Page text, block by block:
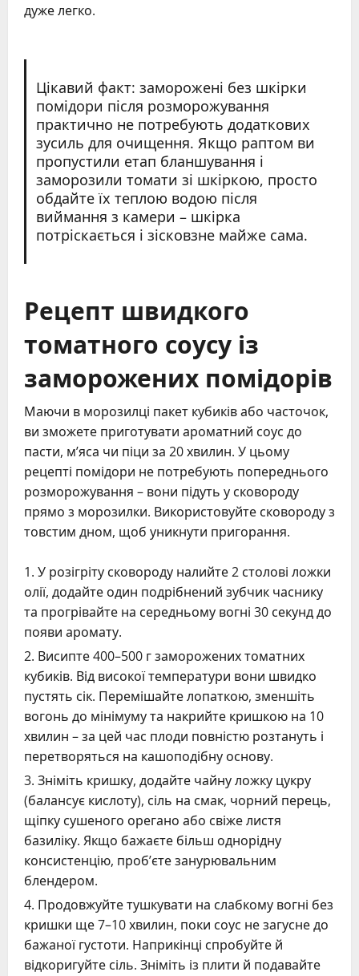
дуже легко.
Цікавий факт: заморожені без шкірки
помідори після розморожування
практично не потребують додаткових
зусиль для очищення. Якщо раптом ви
пропустили етап бланшування і
заморозили томати зі шкіркою, просто
обдайте їх теплою водою після
виймання з камери – шкірка
потріскається і зісковзне майже сама.
Рецепт швидкого
томатного соусу із
заморожених помідорів
Маючи в морозилці пакет кубиків або часточок,
ви зможете приготувати ароматний соус до
пасти, м’яса чи піци за 20 хвилин. У цьому
рецепті помідори не потребують попереднього
розморожування – вони підуть у сковороду
прямо з морозилки. Використовуйте сковороду з
товстим дном, щоб уникнути пригорання.
У розігріту сковороду налийте 2 столові ложки
олії, додайте один подрібнений зубчик часнику
та прогрівайте на середньому вогні 30 секунд до
появи аромату.
Висипте 400–500 г заморожених томатних
кубиків. Від високої температури вони швидко
пустять сік. Перемішайте лопаткою, зменшіть
вогонь до мінімуму та накрийте кришкою на 10
хвилин – за цей час плоди повністю розтануть і
перетворяться на кашоподібну основу.
Зніміть кришку, додайте чайну ложку цукру
(балансує кислоту), сіль на смак, чорний перець,
щіпку сушеного орегано або свіже листя
базиліку. Якщо бажаєте більш однорідну
консистенцію, проб’єте занурювальним
блендером.
Продовжуйте тушкувати на слабкому вогні без
кришки ще 7–10 хвилин, поки соус не загусне до
бажаної густоти. Наприкінці спробуйте й
відкоригуйте сіль. Зніміть із плити й подавайте